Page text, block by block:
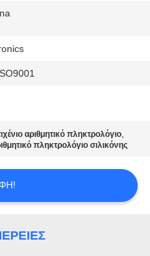
αριθμητικό πληκτρολόγιο,
πληκτρολόγιο σιλικόνης